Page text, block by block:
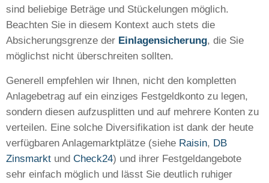
sind beliebige Beträge und Stückelungen möglich.
Beachten Sie in diesem Kontext auch stets die
Absicherungsgrenze der Einlagensicherung, die Sie
möglichst nicht überschreiten sollten.
Generell empfehlen wir Ihnen, nicht den kompletten
Anlagebetrag auf ein einziges Festgeldkonto zu legen,
sondern diesen aufzusplitten und auf mehrere Konten zu
verteilen. Eine solche Diversifikation ist dank der heute
verfügbaren Anlagemarktplätze (siehe Raisin, DB
Zinsmarkt und Check24) und ihrer Festgeldangebote
sehr einfach möglich und lässt Sie deutlich ruhiger